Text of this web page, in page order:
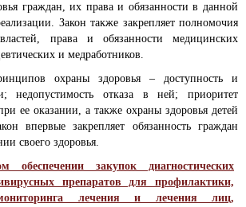
граждан, их права и обязанности в данной
Закон также закрепляет полномочия
права и обязанности медицинских
и медработников.
охраны здоровья – доступность и
недопустимость отказа в ней; приоритет
ее оказании, а также охраны здоровья детей
впервые закрепляет обязанность граждан
своего здоровья.
обеспечении закупок диагностических
препаратов для профилактики,
лечения и лечения лиц,